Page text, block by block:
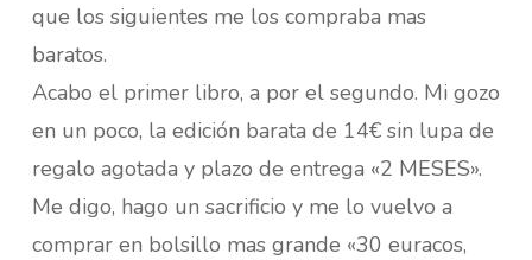
que los siguientes me los compraba mas
baratos.
Acabo el primer libro, a por el segundo. Mi gozo
en un poco, la edición barata de 14€ sin lupa de
regalo agotada y plazo de entrega «2 MESES».
Me digo, hago un sacrificio y me lo vuelvo a
comprar en bolsillo mas grande «30 euracos,